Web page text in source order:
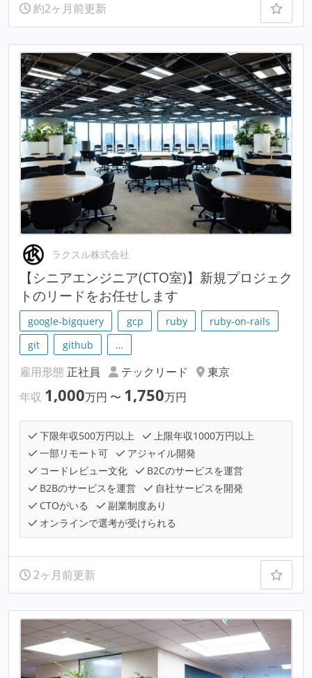
約2ヶ月前更新
ラクスル株式会社
【シニアエンジニア(CTO室)】新規プロジェク
トのリードをお任せします
google-bigquery gcp ruby
ruby-on-rails
git
github …
雇用形態 正社員 テックリード
東京
年収 1,000万円 〜 1,750万円
下限年収500万円以上
上限年収1000万円以上
一部リモート可
アジャイル開発
コードレビュー文化
B2Cのサービスを運営
B2Bのサービスを運営
自社サービスを開発
CTOがいる
副業制度あり
オンラインで選考が受けられる
2ヶ月前更新